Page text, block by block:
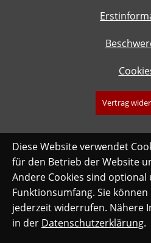
Vertrag
Diese Website verwendet
für den Betrieb der Website
Andere Cookies sind
Funktionsumfang. Sie
jederzeit widerrufen. Nähere
in der Datenschutzerklärung.